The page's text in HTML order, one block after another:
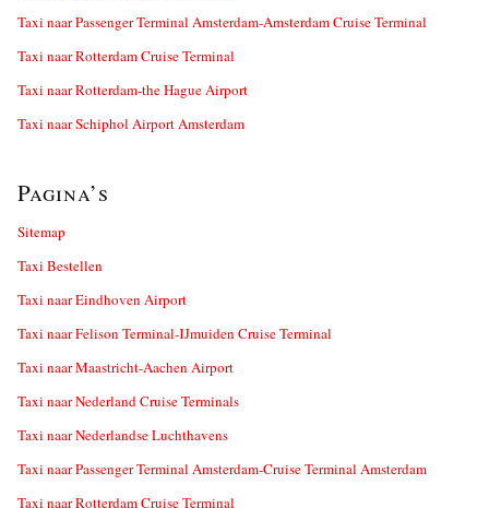
Taxi naar Passenger Terminal Amsterdam-Amsterdam Cruise Terminal
Taxi naar Rotterdam Cruise Terminal
Taxi naar Rotterdam-the Hague Airport
Taxi naar Schiphol Airport Amsterdam
Pagina’s
Sitemap
Taxi Bestellen
Taxi naar Eindhoven Airport
Taxi naar Felison Terminal-IJmuiden Cruise Terminal
Taxi naar Maastricht-Aachen Airport
Taxi naar Nederland Cruise Terminals
Taxi naar Nederlandse Luchthavens
Taxi naar Passenger Terminal Amsterdam-Cruise Terminal Amsterdam
Taxi naar Rotterdam Cruise Terminal